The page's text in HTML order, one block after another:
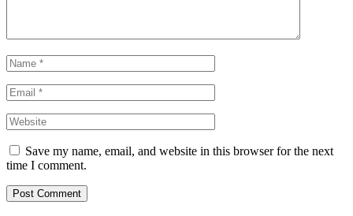
Save my name, email, and website in this browser for the next
time I comment.